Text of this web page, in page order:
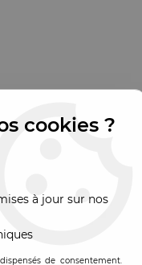
cookies ?
à jour sur nos
de consentement.